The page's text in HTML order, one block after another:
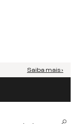
Saiba mais ›